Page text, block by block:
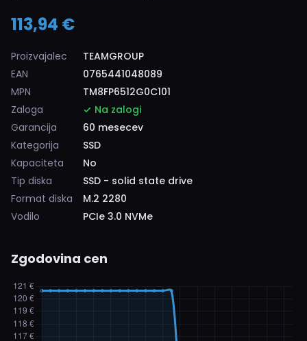
113,94 €
Proizvajalec
TEAMGROUP
EAN
0765441048089
MPN
TM8FP6512G0C101
Zaloga
Na zalogi
Garancija
60 mesecev
Kategorija
SSD
Kapaciteta
No
Tip diska
SSD - solid state drive
Format diska
M.2 2280
Vodilo
PCIe 3.0 NVMe
Zgodovina cen